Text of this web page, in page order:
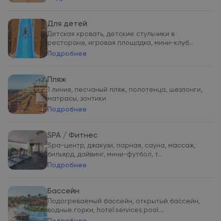
Для детей
Детская кровать, детские стульчики в
ресторане, игровая площадка, мини-клуб...
Подробнее
Пляж
1 линия, песчаный пляж, полотенца, шезлонги,
матрасы, зонтики
Подробнее
SPA / Фитнес
Spa-центр, джакузи, парная, сауна, массаж,
бильярд, дайвинг, мини-футбол, т...
Подробнее
Бассейн
Подогреваемый бассейн, открытый бассейн,
водные горки, hotel.services.pool....